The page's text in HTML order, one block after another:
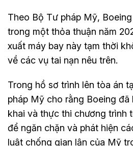
Theo Bộ Tư pháp Mỹ,
trong một thỏa thuận năm
xuất máy bay này tạm thời
về các vụ tai nạn nêu trên.
Trong hồ sơ trình lên tòa án
pháp Mỹ cho rằng Boeing
khai và thực thi chương trình
để ngăn chặn và phát hiện
luật chống gian lận của Mỹ